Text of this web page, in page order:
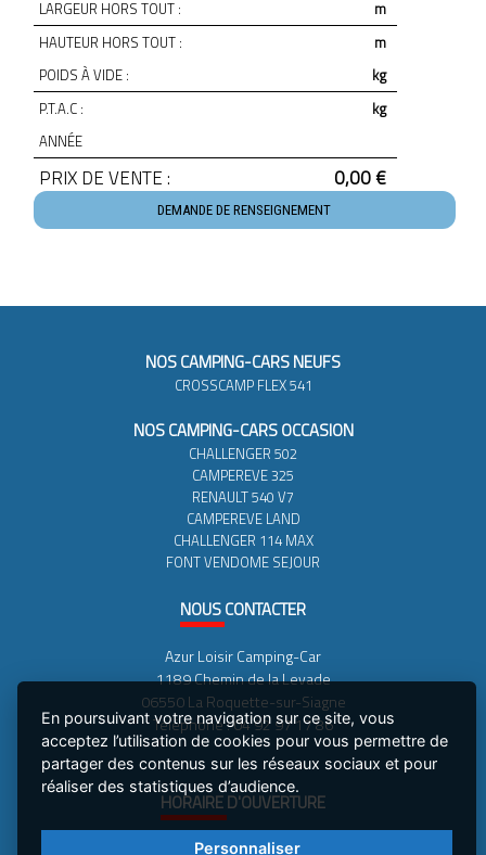
LARGEUR HORS TOUT :
m
HAUTEUR HORS TOUT :
m
POIDS À VIDE :
kg
P.T.A.C :
kg
ANNÉE
PRIX DE VENTE : 0,00 €
DEMANDE DE RENSEIGNEMENT
NOS CAMPING-CARS NEUFS
CROSSCAMP FLEX 541
NOS CAMPING-CARS OCCASION
CHALLENGER 502
CAMPEREVE 325
RENAULT 540 V7
CAMPEREVE LAND
CHALLENGER 114 MAX
FONT VENDOME SEJOUR
NOUSCONTACTER
Azur Loisir Camping-Car
1189 Chemin de la Levade
06550 La Roquette-sur-Siagne
Téléphone : 04 92 97 17 86
HORAIRED'OUVERTURE
MARDI AU VENDREDI : 9H-12H30 - 14H-18H30
En poursuivant votre navigation sur ce site, vous
acceptez l’utilisation de cookies pour vous permettre de
partager des contenus sur les réseaux sociaux et pour
réaliser des statistiques d’audience.
Personnaliser